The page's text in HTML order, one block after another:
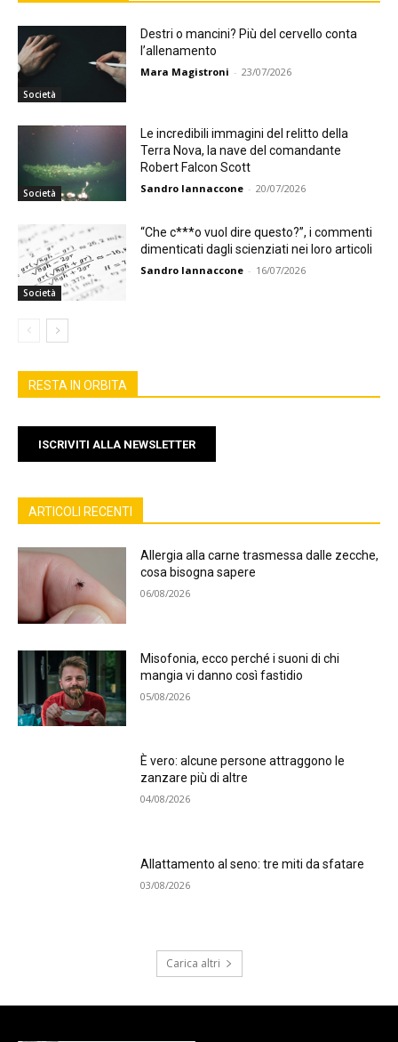
Società
Destri o mancini? Più del cervello conta
l’allenamento
Mara Magistroni - 23/07/2026
Società
Le incredibili immagini del relitto della
Terra Nova, la nave del comandante
Robert Falcon Scott
Sandro Iannaccone - 20/07/2026
Società
“Che c***o vuol dire questo?”, i commenti
dimenticati dagli scienziati nei loro articoli
Sandro Iannaccone - 16/07/2026
RESTA IN ORBITA
ISCRIVITI ALLA NEWSLETTER
ARTICOLI RECENTI
Allergia alla carne trasmessa dalle zecche,
cosa bisogna sapere
06/08/2026
Misofonia, ecco perché i suoni di chi
mangia vi danno così fastidio
05/08/2026
È vero: alcune persone attraggono le
zanzare più di altre
04/08/2026
Allattamento al seno: tre miti da sfatare
03/08/2026
Carica altri